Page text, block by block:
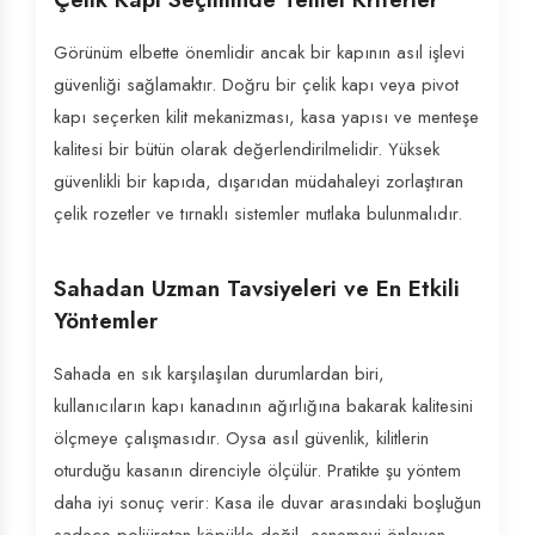
Görünüm elbette önemlidir ancak bir kapının asıl işlevi
güvenliği sağlamaktır. Doğru bir çelik kapı veya pivot
kapı seçerken kilit mekanizması, kasa yapısı ve menteşe
kalitesi bir bütün olarak değerlendirilmelidir. Yüksek
güvenlikli bir kapıda, dışarıdan müdahaleyi zorlaştıran
çelik rozetler ve tırnaklı sistemler mutlaka bulunmalıdır.
Sahadan Uzman Tavsiyeleri ve En Etkili
Yöntemler
Sahada en sık karşılaşılan durumlardan biri,
kullanıcıların kapı kanadının ağırlığına bakarak kalitesini
ölçmeye çalışmasıdır. Oysa asıl güvenlik, kilitlerin
oturduğu kasanın direnciyle ölçülür. Pratikte şu yöntem
daha iyi sonuç verir: Kasa ile duvar arasındaki boşluğun